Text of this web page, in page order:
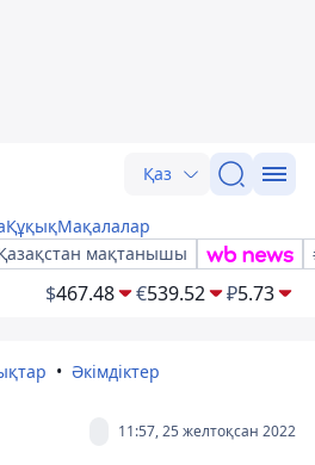
Қаз
ҚұқықМақалалар
мақтанышы
$467.48 €539.52 ₽5.73
Әкімдіктер
11:57, 25 желтоқсан 2022